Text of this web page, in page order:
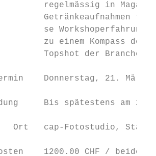
regelmässig in
Getränkeaufnahmen
se Workshoperfahrung
zu einem Kompass der
Topshot der Branche
Donnerstag, 21. März,
Bis spätestens am
Ort   cap-Fotostudio,
1200.00 CHF / beide